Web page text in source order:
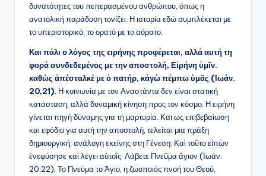
δυνατότητες του πεπερασμένου ανθρώπου, όπως η
ανατολική παράδοση τονίζει. Η ιστορία εδώ συμπλέκεται με
το υπεριστορικό, το ορατό με το αόρατο.
Και πάλι ο λόγος της ειρήνης προφέρεται, αλλά αυτή τη
φορά συνδεδεμένος με την αποστολή, Εἰρήνη ὑμῖν.
καθὼς ἀπέσταλκέ με ὁ πατήρ, κἀγὼ πέμπω ὑμᾶς (Ιωάν.
20,21). Η κοινωνία με τον Αναστάντα δεν είναι στατική
κατάσταση, αλλά δυναμική κίνηση προς τον κόσμο. Η ειρήνη
γίνεται πηγή δύναμης για τη μαρτυρία. Και ως επιβεβαίωση
και εφόδιο για αυτή την αποστολή, τελείται μια πράξη
δημιουργική, ανάλογη εκείνης στη Γένεση: Καὶ τοῦτο εἰπὼν
ἐνεφύσησε καὶ λέγει αὐτοῖς· Λάβετε Πνεῦμα ἅγιον (Ιωάν.
20,22). Το Πνεύμα το Άγιο, η ζωοποιός πνοή του Θεού,